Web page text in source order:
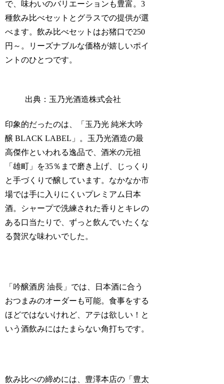
で、味わいのバリエーションも豊富。3
種飲み比べセットとグラスでの提供が選
べます。飲み比べセットはお猪口で250
円～。リーズナブルな価格が嬉しいポイ
ントのひとつです。
出典：玉乃光酒造株式会社
印象的だったのは、「玉乃光 純米大吟
醸 BLACK LABEL」。玉乃光酒造の最
高傑作といわれる逸品で、酒米の元祖
「雄町」を35％まで磨き上げ、じっくり
と手づくりで醸しています。なかなか市
場では手に入りにくいプレミアム日本
酒。シャープで洗練された香りとキレの
ある口当たりで、ずっと飲んでいたくな
る贅沢な味わいでした。
「吟醸酒房 油長」では、日本酒に合う
おつまみのオーダーも可能。食事をする
ほどではないけれど、アテは欲しい！と
いう酒飲みにはたまらない角打ちです。
飲み比べの締めには、豊澤本店の「豊太